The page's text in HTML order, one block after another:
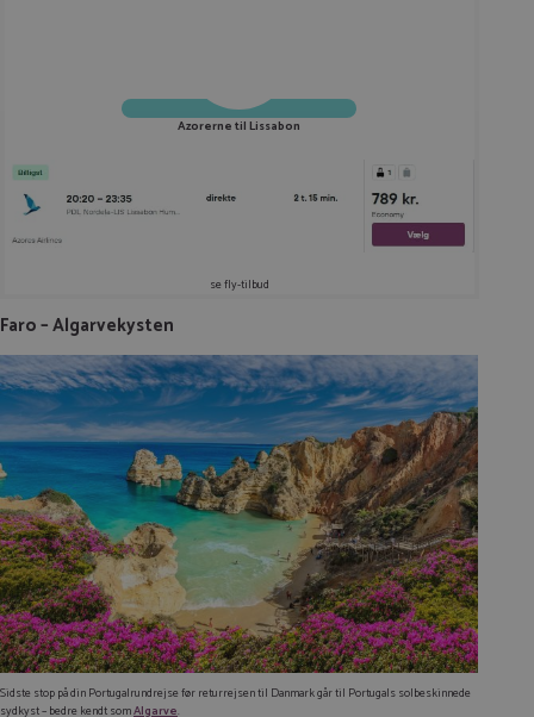
Azorerne til Lissabon
se fly-tilbud
Faro – Algarvekysten
Sidste stop på din Portugalrundrejse før returrejsen til Danmark går til Portugals solbeskinnede
sydkyst – bedre kendt somAlgarve.